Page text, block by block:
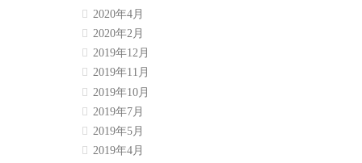
2020年4月
2020年2月
2019年12月
2019年11月
2019年10月
2019年7月
2019年5月
2019年4月